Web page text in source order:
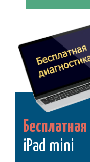
Бесплатная
iPad mini